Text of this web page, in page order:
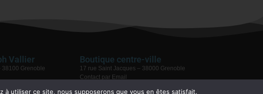
Vallier
38100 Grenoble
Boutique centre-ville
17 rue Saint Jacques – 38000 Grenoble
Contact par Email
à utiliser ce site, nous supposerons que vous en êtes satisfait.